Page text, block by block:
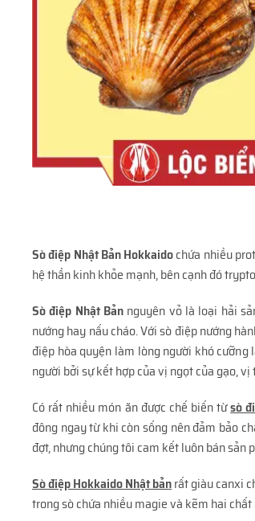
Sò điệp Nhật Bản Hokkaidochứa nhiều
hệ thần kinh khỏe mạnh, bên cạnh đó
Sò điệp Nhật Bảnnguyên vỏ là loại hải
nướng hay nấu cháo. Với sò điệp nướng
điệp hòa quyện làm lòng người khó
người bởi sự kết hợp của vị ngọt của gạo,
Có rất nhiều món ăn được chế biến từsò
đông ngay từ khi còn sống nên đảm bảo
đợt, nhưng chúng tôi cam kết luôn bán
Sò điệp Hokkaido Nhật bảnrất giàu canxi
trong sò chứa nhiều magie và kẽm hai